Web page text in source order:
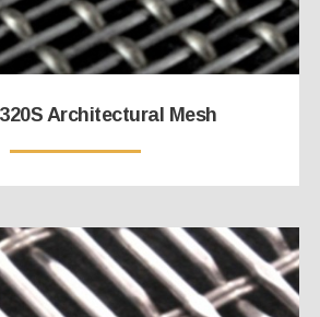
Architectural Mesh